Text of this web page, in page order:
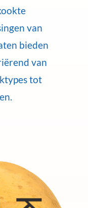
van
bieden
van
tot